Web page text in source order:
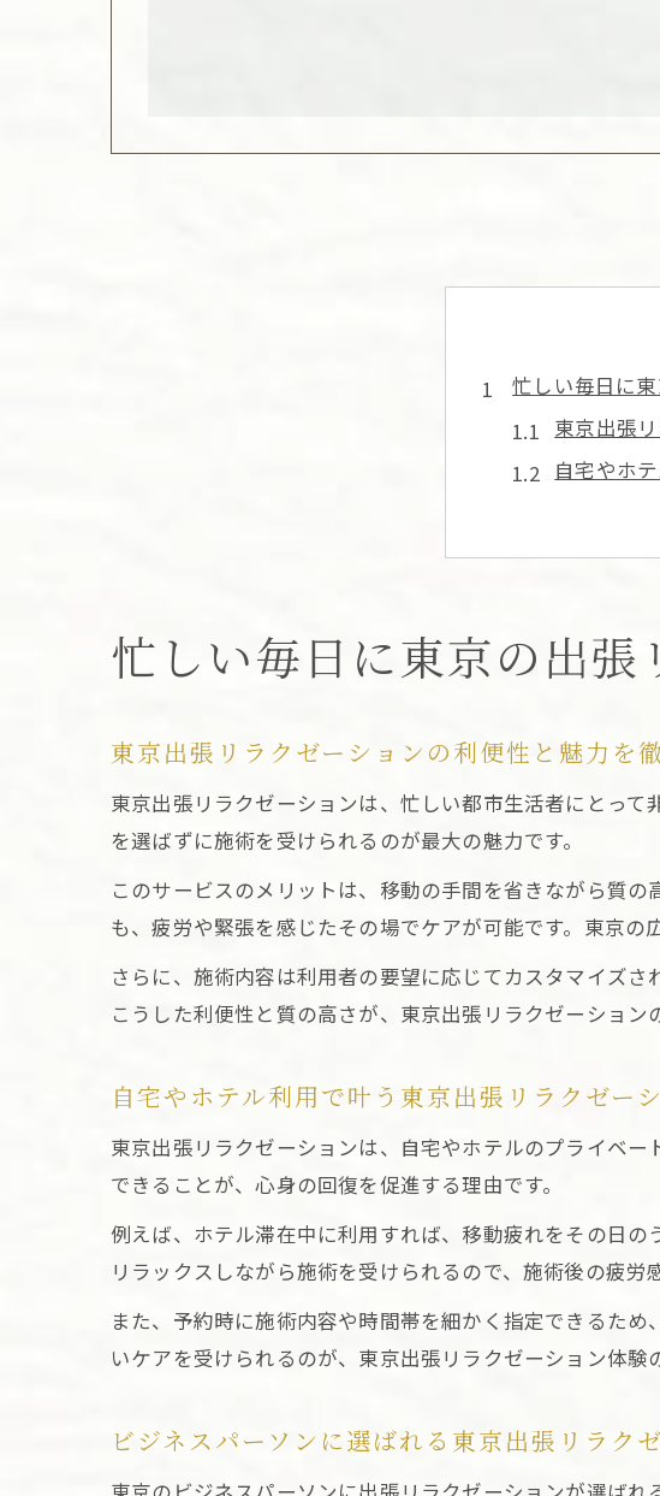
忙しい毎日に
東京出張
自宅やホ
ビジネス
東京出張
出張リラクゼ
東京出張
アフター
出張リラ
東京出張
アフターフォ
東京出張
安心のア
東京出張
アフター
心身の回復を
心身のバ
アフター
東京出張
リラクゼ
東京出張
実際に受
忙しい毎日に東京の出張
東京出張リラクゼーションの利便性と魅力を
東京出張リラクゼーションは、忙しい都市生活者にとっ
を選ばずに施術を受けられるのが最大の魅力です。
このサービスのメリットは、移動の手間を省きながら質
も、疲労や緊張を感じたその場でケアが可能です。東京の
さらに、施術内容は利用者の要望に応じてカスタマイズ
こうした利便性と質の高さが、東京出張リラクゼーション
自宅やホテル利用で叶う東京出張リラクゼー
東京出張リラクゼーションは、自宅やホテルのプライベ
できることが、心身の回復を促進する理由です。
例えば、ホテル滞在中に利用すれば、移動疲れをその日
リラックスしながら施術を受けられるので、施術後の疲労
また、予約時に施術内容や時間帯を細かく指定できるた
いケアを受けられるのが、東京出張リラクゼーション体験
ビジネスパーソンに選ばれる東京出張リラク